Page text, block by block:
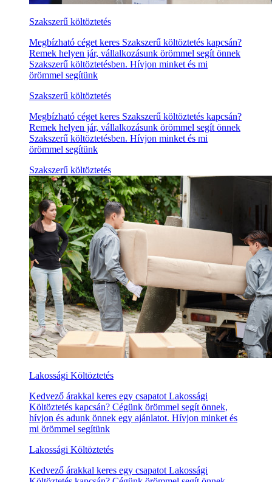
Szakszerű költöztetés
Megbízható céget keres Szakszerű költöztetés kapcsán?
Remek helyen jár, vállalkozásunk örömmel segít önnek
Szakszerű költöztetésben. Hívjon minket és mi
örömmel segítünk
Szakszerű költöztetés
Megbízható céget keres Szakszerű költöztetés kapcsán?
Remek helyen jár, vállalkozásunk örömmel segít önnek
Szakszerű költöztetésben. Hívjon minket és mi
örömmel segítünk
Szakszerű költöztetés
Lakossági Költöztetés
Kedvező árakkal keres egy csapatot Lakossági
Költöztetés kapcsán? Cégünk örömmel segít önnek,
hívjon és adunk önnek egy ajánlatot. Hívjon minket és
mi örömmel segítünk
Lakossági Költöztetés
Kedvező árakkal keres egy csapatot Lakossági